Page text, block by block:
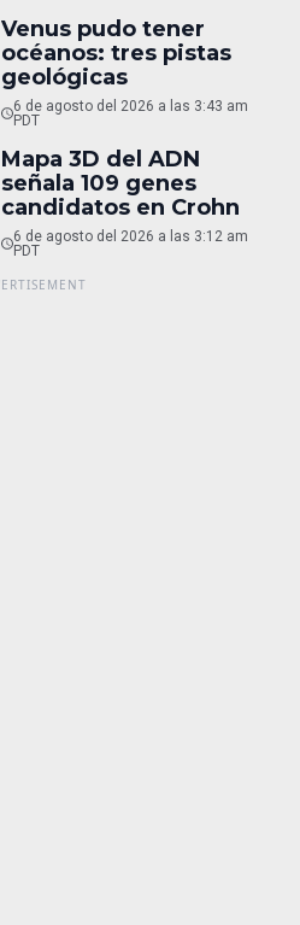
Venus pudo tener
océanos: tres pistas
geológicas
6 de agosto del 2026 a las 3:43 am
PDT
Mapa 3D del ADN
señala 109 genes
candidatos en Crohn
6 de agosto del 2026 a las 3:12 am
PDT